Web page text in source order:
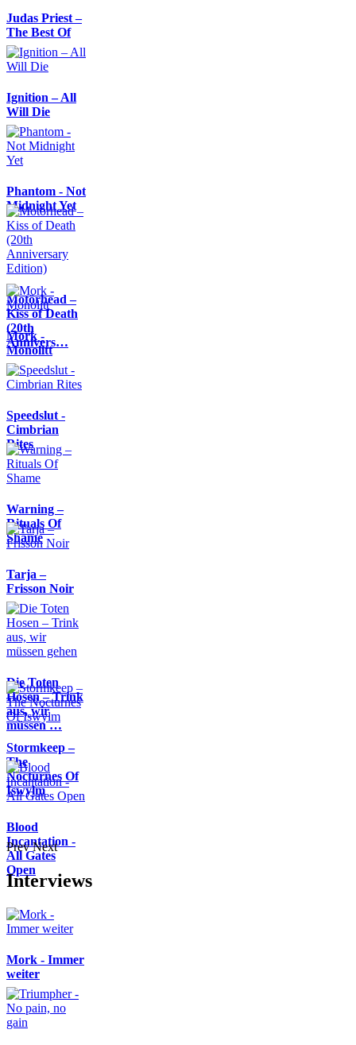
Judas Priest –
The Best Of
Ignition – All
Will Die
Phantom - Not
Midnight Yet
Motörhead –
Kiss of Death
(20th
Annivers…
Mork -
Monolitt
Speedslut -
Cimbrian
Rites
Warning –
Rituals Of
Shame
Tarja –
Frisson Noir
Die Toten
Hosen – Trink
aus, wir
müssen …
Stormkeep –
The
Nocturnes Of
Iswylm
Blood
Incantation -
All Gates
Open
Prev Next
Interviews
Mork - Immer
weiter